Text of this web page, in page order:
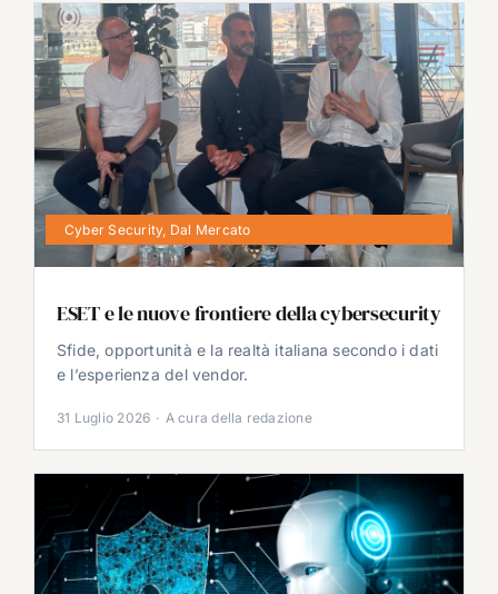
Cyber Security, Dal Mercato
ESET e le nuove frontiere della cybersecurity
Sfide, opportunità e la realtà italiana secondo i dati
e l’esperienza del vendor.
31 Luglio 2026 · A cura della redazione